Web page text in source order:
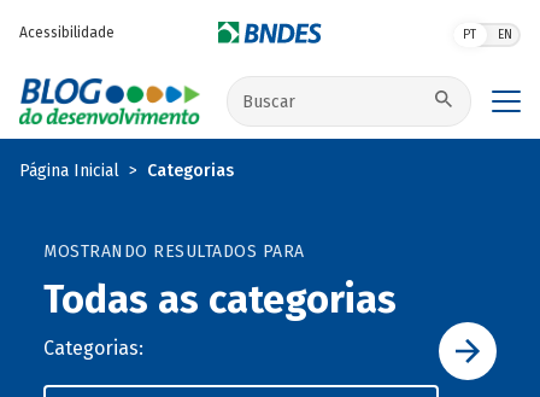
Acessibilidade PT EN
Buscar no site
Página Inicial Categorias
MOSTRANDO RESULTADOS PARA
Todas as categorias
Categorias: